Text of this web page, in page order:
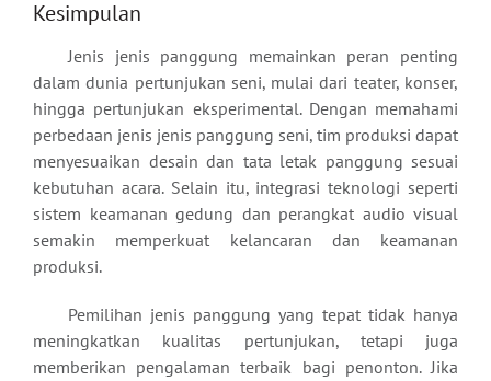
Kesimpulan
Jenis jenis panggung memainkan peran penting
dalam dunia pertunjukan seni, mulai dari teater, konser,
hingga pertunjukan eksperimental. Dengan memahami
perbedaan jenis jenis panggung seni, tim produksi dapat
menyesuaikan desain dan tata letak panggung sesuai
kebutuhan acara. Selain itu, integrasi teknologi seperti
sistem keamanan gedung dan perangkat audio visual
semakin memperkuat kelancaran dan keamanan
produksi.
Pemilihan jenis panggung yang tepat tidak hanya
meningkatkan kualitas pertunjukan, tetapi juga
memberikan pengalaman terbaik bagi penonton. Jika